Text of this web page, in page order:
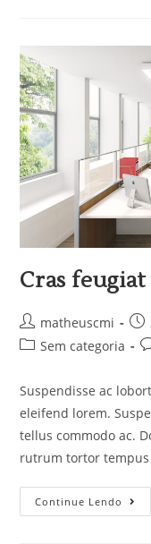
Cras
matheuscmi
Sem categoria
Suspendisse ac
eleifend lorem.
tellus commodo ac.
rutrum tortor
Continue Lendo